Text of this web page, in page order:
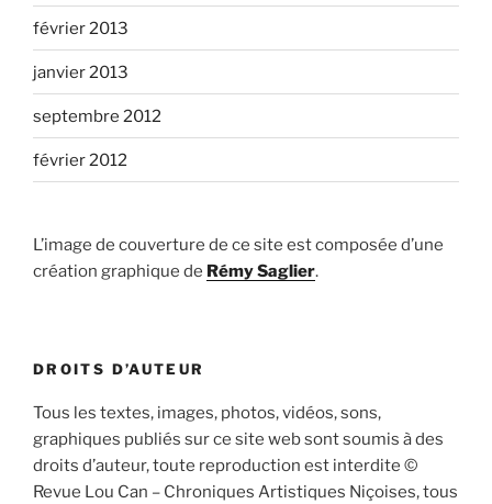
février 2013
janvier 2013
septembre 2012
février 2012
L’image de couverture de ce site est composée d’une
création graphique de Rémy Saglier.
DROITS D’AUTEUR
Tous les textes, images, photos, vidéos, sons,
graphiques publiés sur ce site web sont soumis à des
droits d’auteur, toute reproduction est interdite ©
Revue Lou Can – Chroniques Artistiques Niçoises, tous